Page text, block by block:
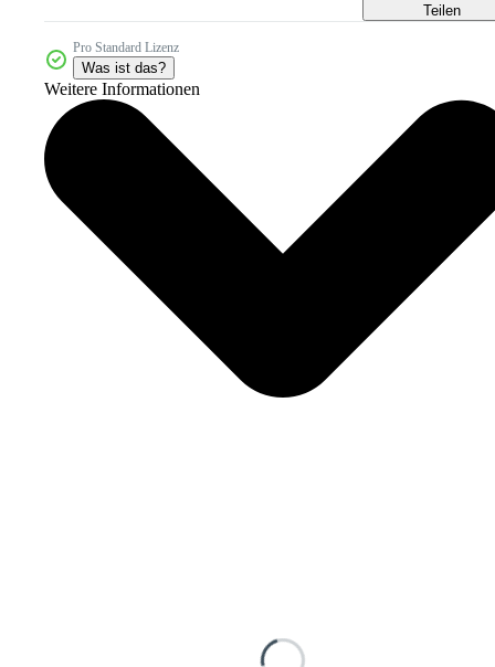
Teilen
Pro Standard Lizenz
Was ist das?
Weitere Informationen